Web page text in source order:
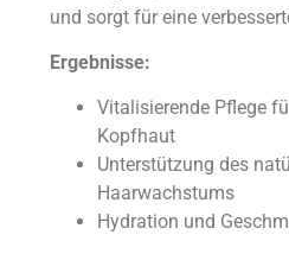
und sorgt für eine
Ergebnisse:
Vitalisierende Pflege
Kopfhaut
Unterstützung des
Haarwachstums
Hydration und